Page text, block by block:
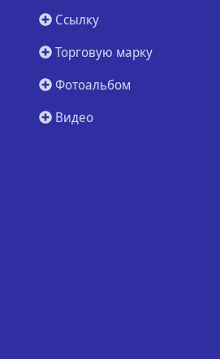
Ссылку
Торговую марку
Фотоальбом
Видео